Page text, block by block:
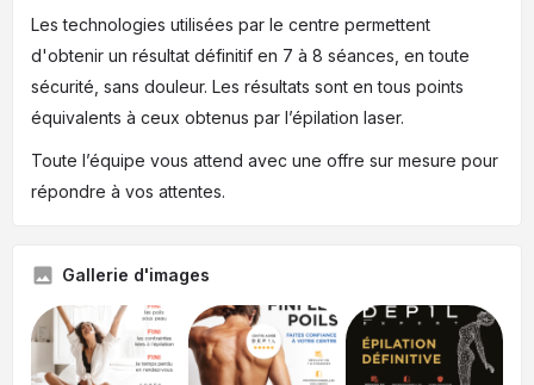
Les technologies utilisées par le centre permettent
d'obtenir un résultat définitif en 7 à 8 séances, en toute
sécurité, sans douleur. Les résultats sont en tous points
équivalents à ceux obtenus par l’épilation laser.
Toute l’équipe vous attend avec une offre sur mesure pour
répondre à vos attentes.
Gallerie d'images